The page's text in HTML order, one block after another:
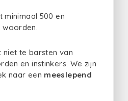
minimaal 500 en
woorden.
te barsten van
en instinkers. We zijn
naar een meeslepend